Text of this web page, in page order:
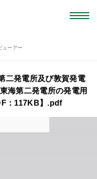
ューアー
二発電所及び敦賀発電
海第二発電所の発電用
：117KB】.pdf